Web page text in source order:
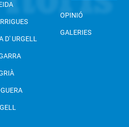
D' URGELL
OPINIÓ
GALERIES